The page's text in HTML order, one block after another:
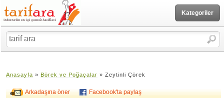
Kategoriler
Anasayfa » Börek ve Poğaçalar » Zeytinli Çörek
Arkadaşına öner Facebook'ta paylaş